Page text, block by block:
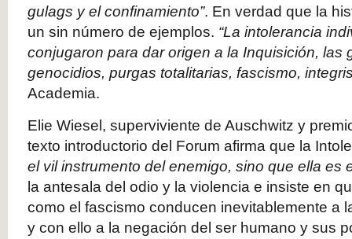
gulags y el confinamiento”. En verdad que la
un sin número de ejemplos. “La intolerancia
conjugaron para dar origen a la Inquisición, las
genocidios, purgas totalitarias, fascismo,
Academia.
Elie Wiesel, superviviente de Auschwitz y
texto introductorio del Forum afirma que la
el vil instrumento del enemigo, sino que ella es
la antesala del odio y la violencia e insiste en
como el fascismo conducen inevitablemente a
y con ello a la negación del ser humano y sus